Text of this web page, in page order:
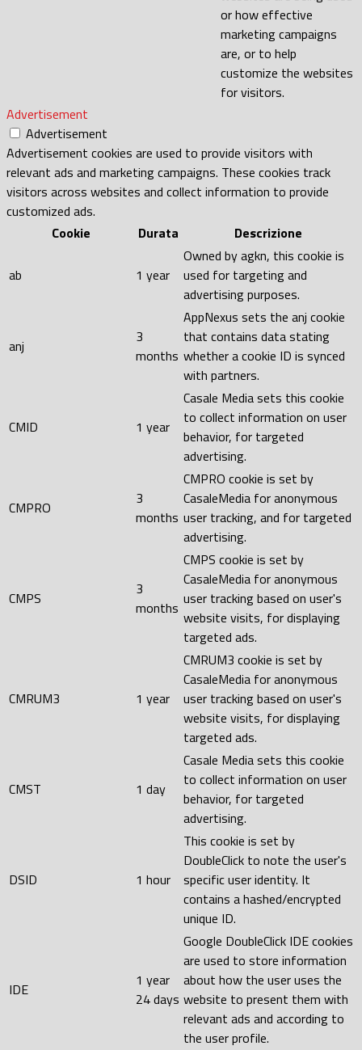
or how effective
marketing campaigns
are, or to help
customize the websites
for visitors.
Advertisement
Advertisement
Advertisement cookies are used to provide visitors with
relevant ads and marketing campaigns. These cookies track
visitors across websites and collect information to provide
customized ads.
Cookie
Durata Descrizione
ab 1 year
Owned by agkn, this cookie is
used for targeting and
advertising purposes.
anj
3
months
AppNexus sets the anj cookie
that contains data stating
whether a cookie ID is synced
with partners.
CMID 1 year
Casale Media sets this cookie
to collect information on user
behavior, for targeted
advertising.
CMPRO
3
months
CMPRO cookie is set by
CasaleMedia for anonymous
user tracking, and for targeted
advertising.
CMPS
3
months
CMPS cookie is set by
CasaleMedia for anonymous
user tracking based on user's
website visits, for displaying
targeted ads.
CMRUM3 1 year
CMRUM3 cookie is set by
CasaleMedia for anonymous
user tracking based on user's
website visits, for displaying
targeted ads.
CMST 1 day
Casale Media sets this cookie
to collect information on user
behavior, for targeted
advertising.
DSID 1 hour
This cookie is set by
DoubleClick to note the user's
specific user identity. It
contains a hashed/encrypted
unique ID.
IDE
1 year
24 days
Google DoubleClick IDE cookies
are used to store information
about how the user uses the
website to present them with
relevant ads and according to
the user profile.